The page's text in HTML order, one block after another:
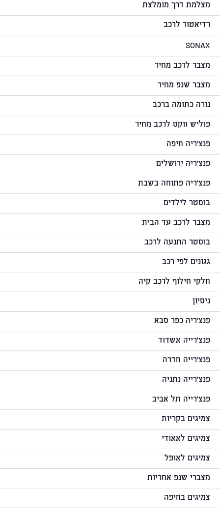
מצלמת דרך מומלצת
רדיאטור לרכב
SONAX
מצבר לרכב מחיר
מצבר שנפ מחיר
נורה כתומה ברכב
פוליש ווקס לרכב מחיר
פנצ'ריה חיפה
פנצ'ריה ירושלים
פנצ'ריה פתוחה בשבת
בוסטר לילדים
מצבר לרכב עד הבית
בוסטר התנעה לרכב
גגונים לפי רכב
חלקי חילוף לרכב קיה
ניסיון
פנצ'ריה כפר סבא
פנצ'רייה אשדוד
פנצ'רייה חדרה
פנצ'רייה נתניה
פנצ'רייה תל אביב
צמיגים בקריות
צמיגים לאאודי
צמיגים לאופל
מצברי שנפ אחריות
צמיגים בחיפה